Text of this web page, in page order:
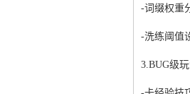
-词缀权重
-洗练阈值
3.BUG级玩